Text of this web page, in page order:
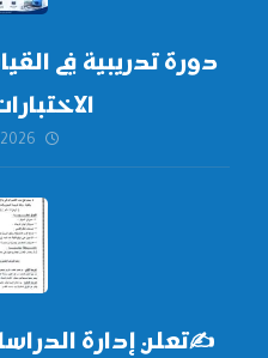
دورة تدريبية في
✍تعلن إدارة